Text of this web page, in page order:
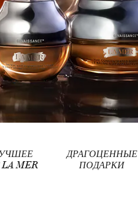
MER
ДРАГОЦЕННЫЕ
ПОДАРКИ